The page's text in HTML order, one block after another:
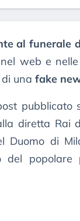
al funerale
web e
una fake
pubblicato
diretta Rai
Duomo di
del